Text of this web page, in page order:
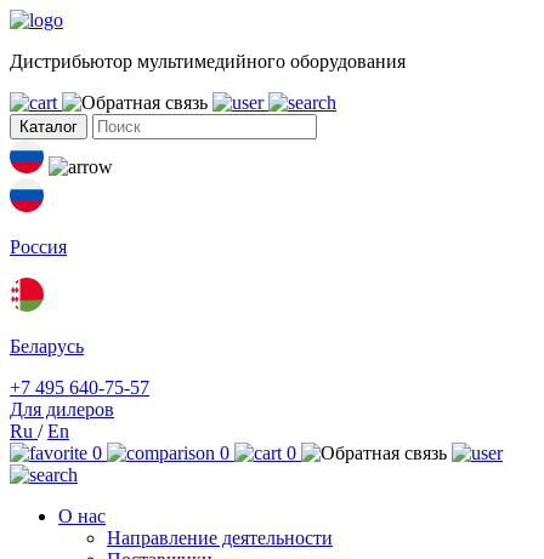
Дистрибьютор мультимедийного оборудования
Каталог
Россия
Беларусь
+7 495 640-75-57
Для дилеров
Ru /En
0
0 0
О нас
Направление деятельности